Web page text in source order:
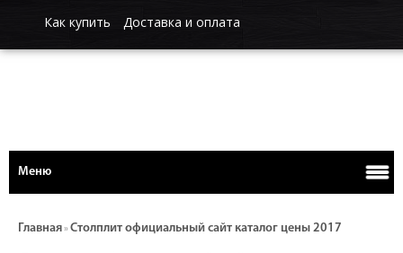
Как купить Доставка и оплата
Меню
Главная»Столплит официальный сайт каталог цены 2017